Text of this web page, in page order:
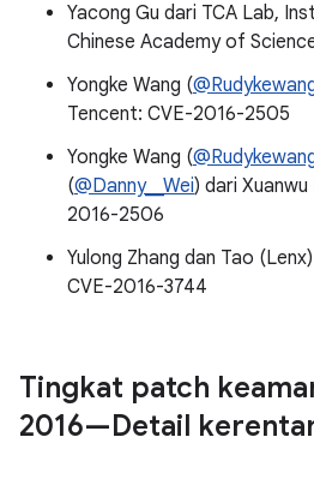
Yacong Gu dari TCA Lab,
Chinese Academy of
Yongke Wang (
Tencent: CVE-2016-2505
Yongke Wang (
(@Danny__Wei) dari
2016-2506
Yulong Zhang dan Tao
CVE-2016-3744
Tingkat patch
2016—Detail